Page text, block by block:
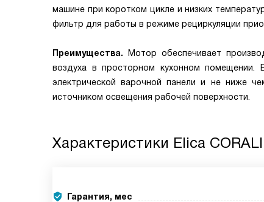
машине при коротком цикле и низких
фильтр для работы в режиме рециркуляции
Преимущества.
Мотор обеспечивает
воздуха в просторном кухонном
электрической варочной панели и не ниже
источником освещения рабочей поверхности.
Характеристики Elica
Гарантия, мес